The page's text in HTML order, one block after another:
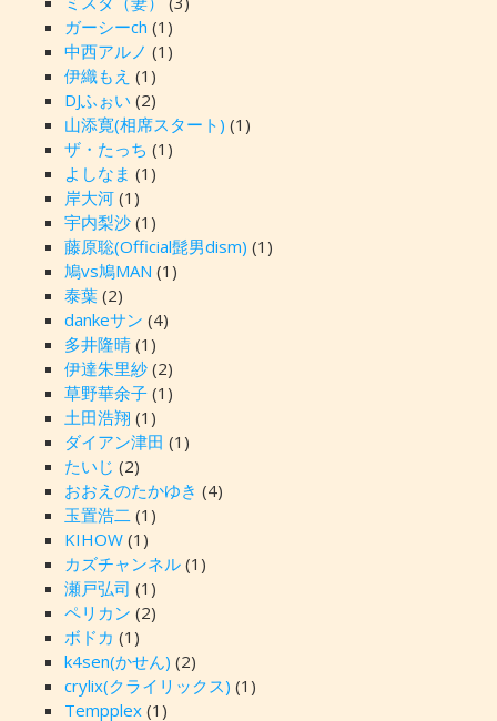
ガーシーch (1)
中西アルノ (1)
伊織もえ (1)
DJふぉい (2)
山添寛(相席スタート) (1)
ザ・たっち (1)
よしなま (1)
岸大河(1)
宇内梨沙(1)
藤原聡(Official髭男dism) (1)
鳩vs鳩MAN (1)
泰葉(2)
dankeサン (4)
多井隆晴(1)
伊達朱里紗(2)
草野華余子(1)
土田浩翔 (1)
ダイアン津田 (1)
たいじ (2)
おおえのたかゆき (4)
玉置浩二(1)
KIHOW(1)
カズチャンネル(1)
瀬戸弘司 (1)
ペリカン (2)
ボドカ (1)
k4sen(かせん) (2)
crylix(クライリックス) (1)
Tempplex(1)